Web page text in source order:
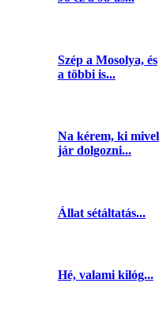
Szép a Mosolya, és
a többi is...
Na kérem, ki mivel
jár dolgozni...
Állat sétáltatás...
Hé, valami kilóg...